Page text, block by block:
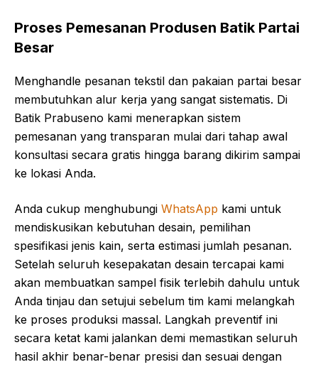
Proses Pemesanan Produsen Batik Partai
Besar
Menghandle pesanan tekstil dan pakaian partai besar
membutuhkan alur kerja yang sangat sistematis. Di
Batik Prabuseno kami menerapkan sistem
pemesanan yang transparan mulai dari tahap awal
konsultasi secara gratis hingga barang dikirim sampai
ke lokasi Anda.
Anda cukup menghubungi WhatsApp kami untuk
mendiskusikan kebutuhan desain, pemilihan
spesifikasi jenis kain, serta estimasi jumlah pesanan.
Setelah seluruh kesepakatan desain tercapai kami
akan membuatkan sampel fisik terlebih dahulu untuk
Anda tinjau dan setujui sebelum tim kami melangkah
ke proses produksi massal. Langkah preventif ini
secara ketat kami jalankan demi memastikan seluruh
hasil akhir benar-benar presisi dan sesuai dengan